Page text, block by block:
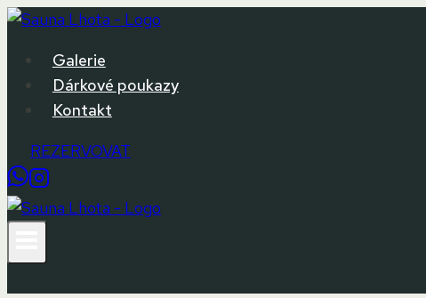
Přeskočit
obsah
Galerie
Dárkové poukazy
Kontakt
REZERVOVAT